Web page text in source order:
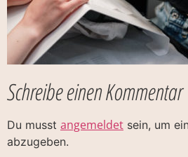
Schreibe einen Kommentar
Du musst angemeldet sein, um
abzugeben.